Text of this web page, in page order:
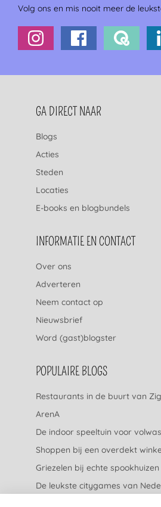
Volg ons en mis nooit meer de
FOOTERNAVIGATIE
GA DIRECT NAAR
Blogs
Acties
Steden
Locaties
E-books en blogbundels
INFORMATIE EN CONTACT
Over ons
Adverteren
Neem contact op
Nieuwsbrief
Word (gast)blogster
POPULAIRE BLOGS
Restaurants in de buurt van
ArenA
De indoor speeltuin voor
Shoppen bij een overdekt
Griezelen bij echte
De leukste citygames van